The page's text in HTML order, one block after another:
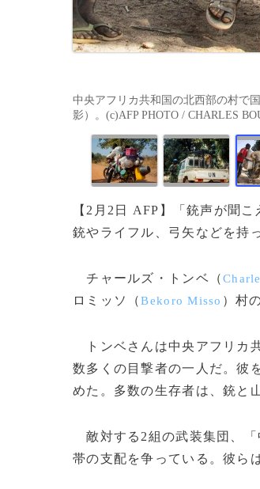
中央アフリカ共和国の北西部の村で
影）。(c)AFP PHOTO / CHARLES
【2月2日 AFP】「銃声が聞
銃やライフル、弓矢などを持
チャールズ・トンベ（
ロミッソ（Bekoro Misso ）村
トンベさんは中央アフリカ
数多くの目撃者の一人だ。彼
めた。多数の生存者は、銃と
敵対する2組の武装集団、「
帯の支配を争っている。彼ら